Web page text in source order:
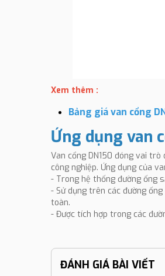
Xem thêm :
Bảng giá van cổng
Ứng dụng van
Van cổng DN150 đóng vai
công nghiệp. Ứng dụng của
- Trong hệ thống đường ống
- Sử dụng trên các đường
toàn.
- Được tích hợp trong các
ĐÁNH GIÁ BÀI VIẾT